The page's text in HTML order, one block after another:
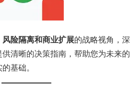
险隔离和商业扩展的战略视角，深
清晰的决策指南，帮助您为未来的
基础。